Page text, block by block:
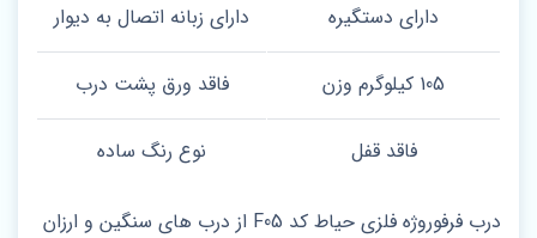
دارای دستگیره دارای زبانه اتصال به دیوار
105 کیلوگرم وزن فاقد ورق پشت درب
فاقد قفل نوع رنگ ساده
درب فرفوروژه فلزی حیاط کد F05 از درب های سنگین و ارزان